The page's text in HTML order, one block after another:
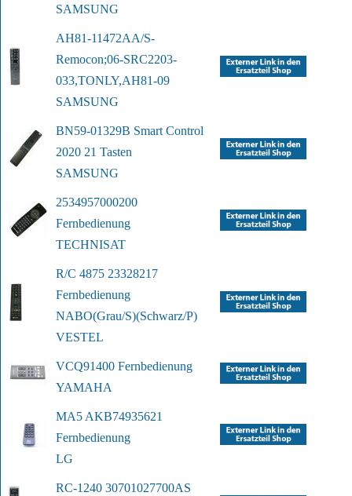
SAMSUNG
AH81-11472AA/S-
Remocon;06-SRC2203-
033,TONLY,AH81-09
SAMSUNG
BN59-01329B Smart Control
2020 21 Tasten
SAMSUNG
2534957000200
Fernbedienung
TECHNISAT
R/C 4875 23328217
Fernbedienung
NABO(Grau/S)(Schwarz/P)
VESTEL
VCQ91400 Fernbedienung
YAMAHA
MA5 AKB74935621
Fernbedienung
LG
RC-1240 30701027700AS